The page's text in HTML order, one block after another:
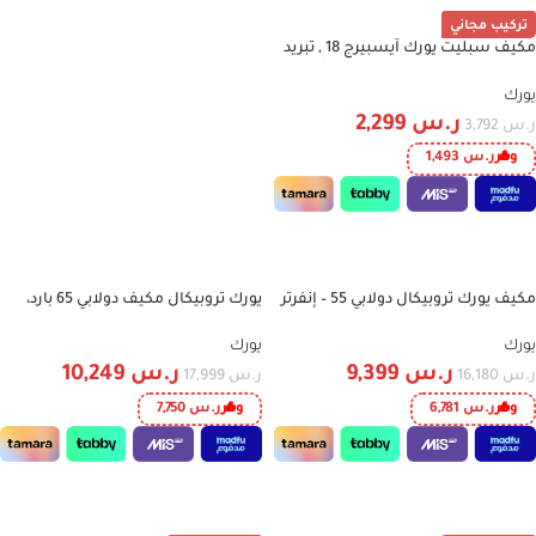
تركيب مجاني
-39%
لفة مواسير هدية
مكيف سبليت يورك آيسبيرج 18 , تبريد
ذهبية, فلتر – YHFE18XT3CFP-R5
يورك
ر.س
ر.س
وفرر.س
-42%
مكيف يورك تروبيكال دولابي 55 – إنفرتر
YLKF55XL2FFB
يورك
ر.س
ر.س
وفرر.س
-43%
يورك تروبيكال مكيف دولابي 65 بارد،
تبريد وتدفئة، واي فاي – YLKF65XL2EFB
يورك
ر.س
ر.س
وفرر.س 7,750